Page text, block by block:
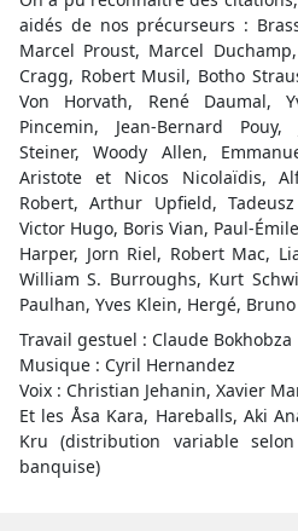
aidés de nos précurseurs :
Marcel Proust, Marcel
Cragg, Robert Musil, Botho
Von Horvath, René Daumal,
Pincemin, Jean-Bernard
Steiner, Woody Allen,
Aristote et Nicos Nicolaïdis,
Robert, Arthur Upfield,
Victor Hugo, Boris Vian, Paul-
Harper, Jorn Riel, Robert Mac,
William S. Burroughs, Kurt
Paulhan, Yves Klein, Hergé,
Travail gestuel : Claude Bokhobza
Musique : Cyril Hernandez
Voix : Christian Jehanin, Xavier
Et les Åsa Kara, Hareballs, Aki
Kru (distribution variable
banquise)